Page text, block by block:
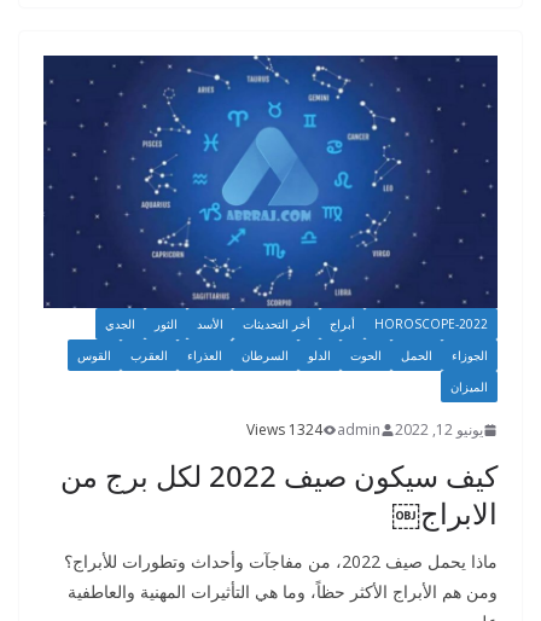
o
g
er
m
HOROSCOPE-2022 أبراج أخر التحديثات الأسد الثور
الجدي
الجوزاء
الحمل الحوت الدلو السرطان العذراء العقرب
القوس
الميزان
يونيو 12, 2022 admin
1324 Views
كيف سيكون صيف 2022 لكل برج من
الابراج￼
ماذا يحمل صيف 2022، من مفاجآت وأحداث وتطورات للأبراج؟
ومن هم الأبراج الأكثر حظاً، وما هي التأثيرات المهنية والعاطفية